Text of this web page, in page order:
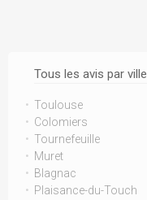
Tous les avis par ville
Toulouse
Colomiers
Tournefeuille
Muret
Blagnac
Plaisance-du-Touch